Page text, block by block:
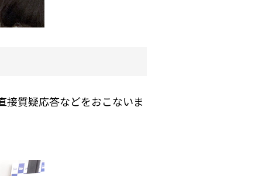
接質疑応答などをおこないま